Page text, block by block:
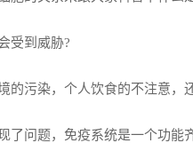
受到威胁?
污染，个人饮食的不注意，
问题，免疫系统是一个功能